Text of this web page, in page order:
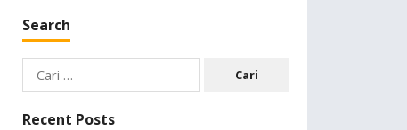
Search
Cari
untuk:
Recent Posts